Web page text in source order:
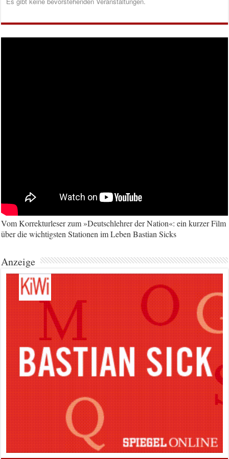
Vom Korrekturleser zum »Deutschlehrer der Nation«: ein kurzer Film
über die wichtigsten Stationen im Leben Bastian Sicks
Anzeige